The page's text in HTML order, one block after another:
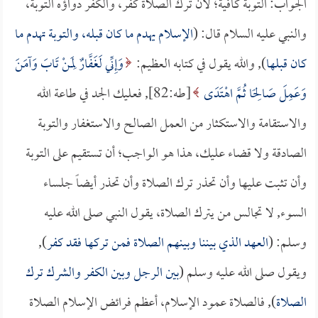
والنبي عليه السلام قال: (الإسلام يهدم ما كان قبله، والتوبة تهدم ما
كان قبلها), والله يقول في كتابه العظيم: وَإِنِّي لَغَفَّارٌ لِمَنْ تَابَ وَآمَنَ
وَعَمِلَ صَالِحًا ثُمَّ اهْتَدَى
[طه:82], فعليك الجد في طاعة الله
والاستقامة والاستكثار من العمل الصالح والاستغفار والتوبة
الصادقة ولا قضاء عليك، هذا هو الواجب؛ أن تستقيم على التوبة
وأن تثبت عليها وأن تحذر ترك الصلاة وأن تحذر أيضاً جلساء
السوء, لا تجالس من يترك الصلاة، يقول النبي صلى الله عليه
وسلم: (العهد الذي بيننا وبينهم الصلاة فمن تركها فقد كفر),
ويقول صلى الله عليه وسلم (بين الرجل وبين الكفر والشرك ترك
الصلاة), فالصلاة عمود الإسلام، أعظم فرائض الإسلام الصلاة